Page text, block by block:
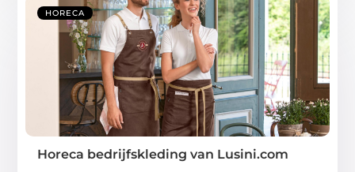
HORECA
Horeca bedrijfskleding van Lusini.com